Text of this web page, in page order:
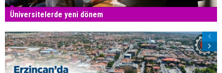
Üniversitelerde yeni dönem